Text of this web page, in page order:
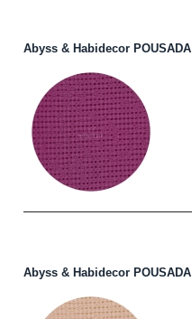
Abyss & Habidecor
Abyss & Habidecor